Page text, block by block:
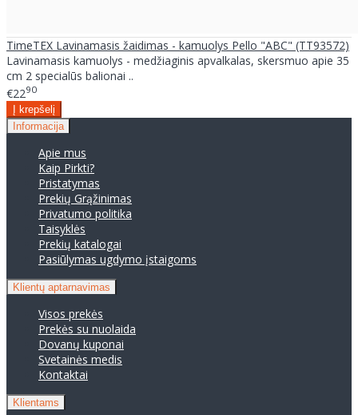
TimeTEX Lavinamasis žaidimas - kamuolys Pello "ABC" (TT93572)
Lavinamasis kamuolys - medžiaginis apvalkalas, skersmuo apie 35
cm 2 specialūs balionai ..
€2290
Informacija
Apie mus
Kaip Pirkti?
Pristatymas
Prekių Grąžinimas
Privatumo politika
Taisyklės
Prekių katalogai
Pasiūlymas ugdymo įstaigoms
Klientų aptarnavimas
Visos prekės
Prekės su nuolaida
Dovanų kuponai
Svetainės medis
Kontaktai
Klientams